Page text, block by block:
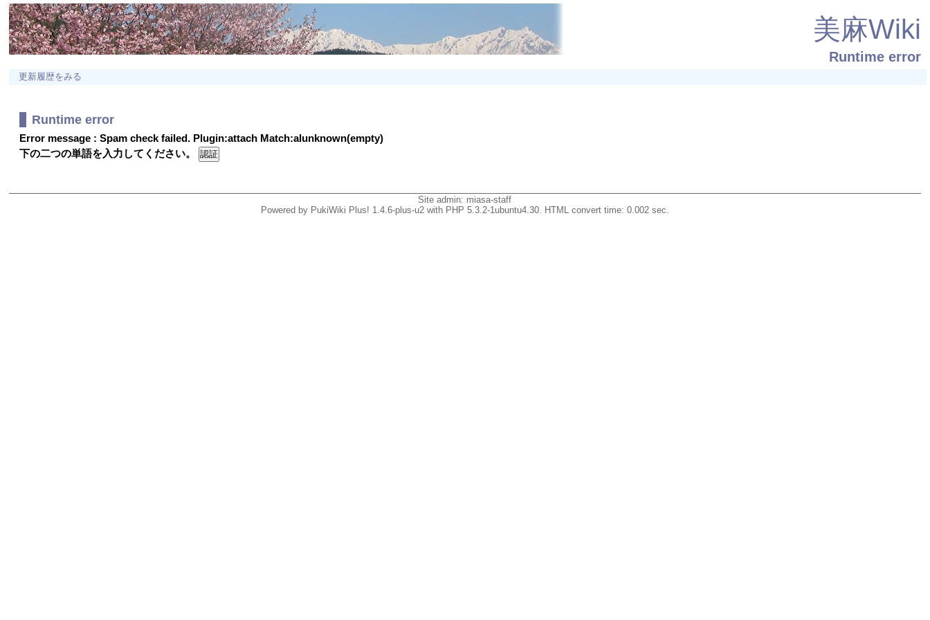
美麻Wiki
Runtime error
更新履歴をみる
Runtime error
Error message : Spam check failed. Plugin:attach Match:alunknown(empty)
下の二つの単語を入力してください。
Site admin: miasa-staff
Powered by PukiWiki Plus! 1.4.6-plus-u2 with PHP 5.3.2-1ubuntu4.30. HTML convert time: 0.002 sec.